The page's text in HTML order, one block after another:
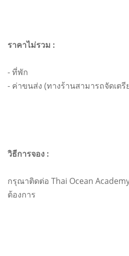
ราคาไม่รวม :
- ที่พัก
- ค่าขนส่ง (ทางร้านสามารถจัดเตรี
วิธีการจอง :
กรุณาติดต่อ Thai Ocean
ต้องการ